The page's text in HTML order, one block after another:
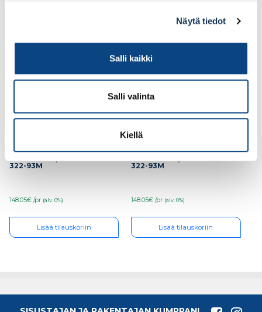
Näytä tiedot
Salli kaikki
Salli valinta
Kiellä
Racer free TR roller
S1P koko 38, 44-52363-
322-93M
148.05€ /pr (alv. 0%)
Lisää tilauskoriin
Racer free TR roller
S1P koko 40, 44-52363-
322-93M
148.05€ /pr (alv. 0%)
Lisää tilauskoriin